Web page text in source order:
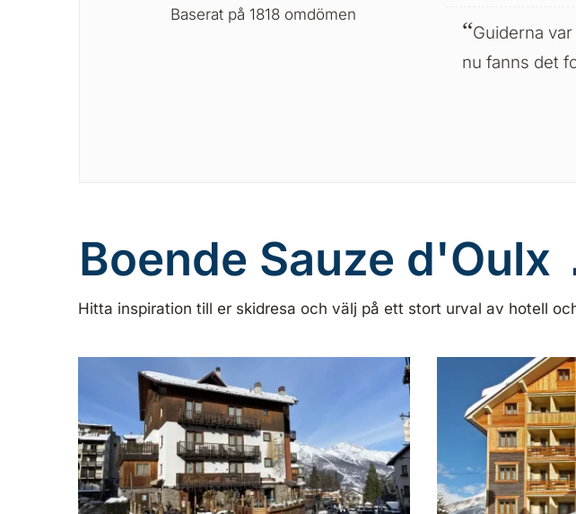
Baserat på 1818 omdömen
Guiderna
nu fanns det
Boende Sauze d'Oulx
Hitta inspiration till er skidresa och välj på ett stort urval av hotell